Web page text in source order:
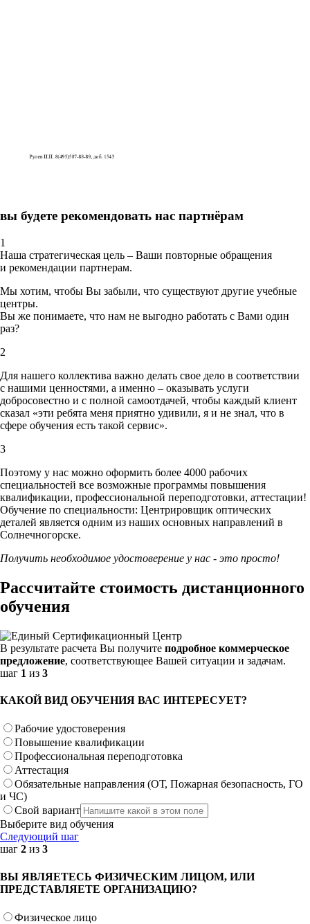
вы будете рекомендовать нас партнёрам
1
Наша стратегическая цель – Ваши повторные обращения
и рекомендации партнерам.
Мы хотим, чтобы Вы забыли, что существуют другие учебные
центры.
Вы же понимаете, что нам не выгодно работать с Вами один
раз?
2
Для нашего коллектива важно делать свое дело в соответствии
с нашими ценностями, а именно – оказывать услуги
добросовестно и с полной самоотдачей, чтобы каждый клиент
сказал «эти ребята меня приятно удивили, я и не знал, что в
сфере обучения есть такой сервис».
3
Поэтому у нас можно оформить более 4000 рабочих
специальностей все возможные программы повышения
квалификации, профессиональной переподготовки, аттестации!
Обучение по специальности: Центрировщик оптических
деталей является одним из наших основных направлений в
Солнечногорске.
Получить необходимое удостоверение у нас - это просто!
Рассчитайте стоимость дистанционного
обучения
В результате расчета Вы получите подробное коммерческое
предложение, соответствующее Вашей ситуации и задачам.
шаг 1 из 3
КАКОЙ ВИД ОБУЧЕНИЯ ВАС ИНТЕРЕСУЕТ?
Рабочие удостоверения
Повышение квалификации
Профессиональная переподготовка
Аттестация
Обязательные направления (ОТ, Пожарная безопасность, ГО
и ЧС)
Свой вариант
Выберите вид обучения
Следующий шаг
шаг 2 из 3
ВЫ ЯВЛЯЕТЕСЬ ФИЗИЧЕСКИМ ЛИЦОМ, ИЛИ
ПРЕДСТАВЛЯЕТЕ ОРГАНИЗАЦИЮ?
Физическое лицо